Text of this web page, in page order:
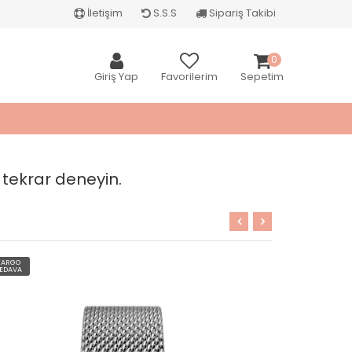
İletişim S.S.S Sipariş Takibi
Giriş Yap Favorilerim Sepetim
0
deneyin.